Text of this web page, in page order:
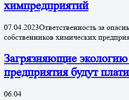
химпредприятий
07.04.2023Ответственность за
собственников химических
Загрязняющие экологию
предприятия будут
06.04